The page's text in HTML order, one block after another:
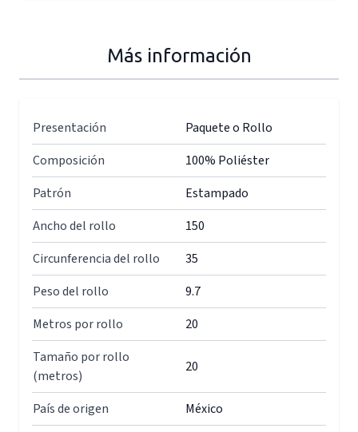
Más información
Presentación
Paquete o Rollo
Composición
100% Poliéster
Patrón
Estampado
Ancho del rollo
150
Circunferencia del rollo
35
Peso del rollo
9.7
Metros por rollo
20
Tamaño por rollo
(metros)
20
País de origen
México